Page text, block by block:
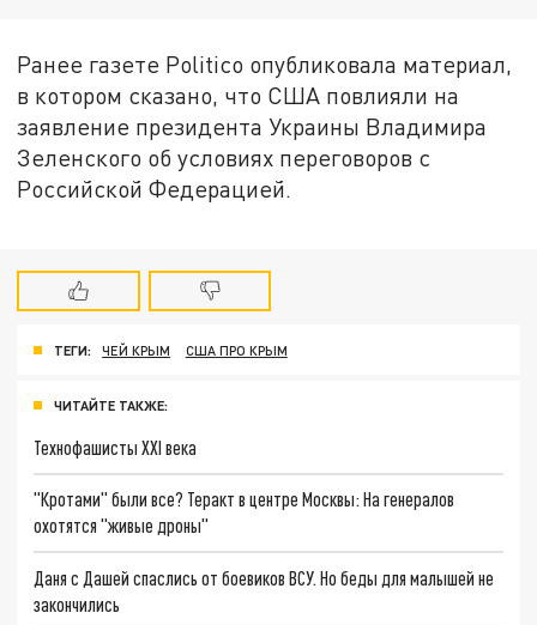
Ранее газете Politico опубликовала материал,
в котором сказано, что США повлияли на
заявление президента Украины Владимира
Зеленского об условиях переговоров с
Российской Федерацией.
ТЕГИ: ЧЕЙ КРЫМ США ПРО КРЫМ
ЧИТАЙТЕ ТАКЖЕ:
Технофашисты XXI века
"Кротами" были все? Теракт в центре Москвы: На генералов
охотятся "живые дроны"
Даня с Дашей спаслись от боевиков ВСУ. Но беды для малышей не
закончились